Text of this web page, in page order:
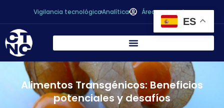
Vigilancia tecnológicaAnalítica Área personal
Alimentos Transgénicos: Beneficios
potenciales y desafíos
ES